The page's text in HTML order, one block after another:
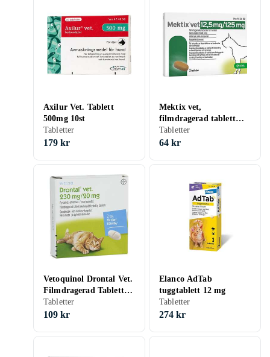
Axilur Vet. Tablett
500mg 10st
Tabletter
179 kr
Mektix vet,
filmdragerad tablett
12,5 mg/125 mg 2
tablett(er)
Tabletter
64 kr
Vetoquinol Drontal Vet.
Filmdragerad Tablett
230mg/20mg 2st
Tabletter
109 kr
Elanco AdTab
tuggtablett 12 mg
Tabletter
274 kr